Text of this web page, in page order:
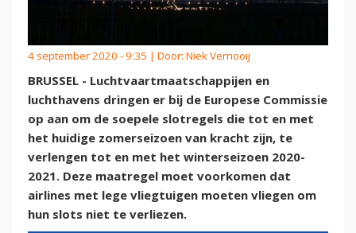
4 september 2020 - 9:35 | Door: Niek Vernooij
BRUSSEL - Luchtvaartmaatschappijen en
luchthavens dringen er bij de Europese Commissie
op aan om de soepele slotregels die tot en met
het huidige zomerseizoen van kracht zijn, te
verlengen tot en met het winterseizoen 2020-
2021. Deze maatregel moet voorkomen dat
airlines met lege vliegtuigen moeten vliegen om
hun slots niet te verliezen.